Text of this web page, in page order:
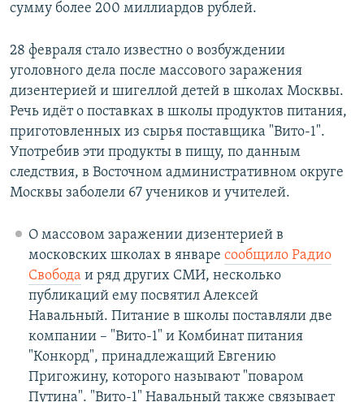
сумму более 200 миллиардов рублей.
28 февраля стало известно о возбуждении
уголовного дела после массового заражения
дизентерией и шигеллой детей в школах Москвы.
Речь идёт о поставках в школы продуктов питания,
приготовленных из сырья поставщика "Вито-1".
Употребив эти продукты в пищу, по данным
следствия, в Восточном административном округе
Москвы заболели 67 учеников и учителей.
О массовом заражении дизентерией в
московских школах в январе сообщило Радио
Свобода и ряд других СМИ, несколько
публикаций ему посвятил Алексей
Навальный. Питание в школы поставляли две
компании – "Вито-1" и Комбинат питания
"Конкорд", принадлежащий Евгению
Пригожину, которого называют "поваром
Путина". "Вито-1" Навальный также связывает